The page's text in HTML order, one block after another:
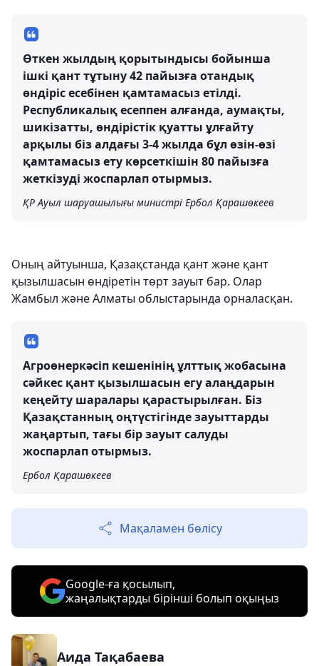
Өткен жылдың қорытындысы бойынша
ішкі қант тұтыну 42 пайызға отандық
өндіріс есебінен қамтамасыз етілді.
Республикалық есеппен алғанда, аумақты,
шикізатты, өндірістік қуатты ұлғайту
арқылы біз алдағы 3-4 жылда бұл өзін-өзі
қамтамасыз ету көрсеткішін 80 пайызға
жеткізуді жоспарлап отырмыз.
ҚР Ауыл шаруашылығы министрі Ербол Қарашөкеев
Оның айтуынша, Қазақстанда қант және қант
қызылшасын өндіретін төрт зауыт бар. Олар
Жамбыл және Алматы облыстарында орналасқан.
Агроөнеркәсіп кешенінің ұлттық жобасына
сәйкес қант қызылшасын егу алаңдарын
кеңейту шаралары қарастырылған. Біз
Қазақстанның оңтүстігінде зауыттарды
жаңартып, тағы бір зауыт салуды
жоспарлап отырмыз.
Ербол Қарашөкеев
Мақаламен бөлісу
Google-ға қосылып,
жаңалықтарды бірінші болып оқыңыз
Аида Тақабаева